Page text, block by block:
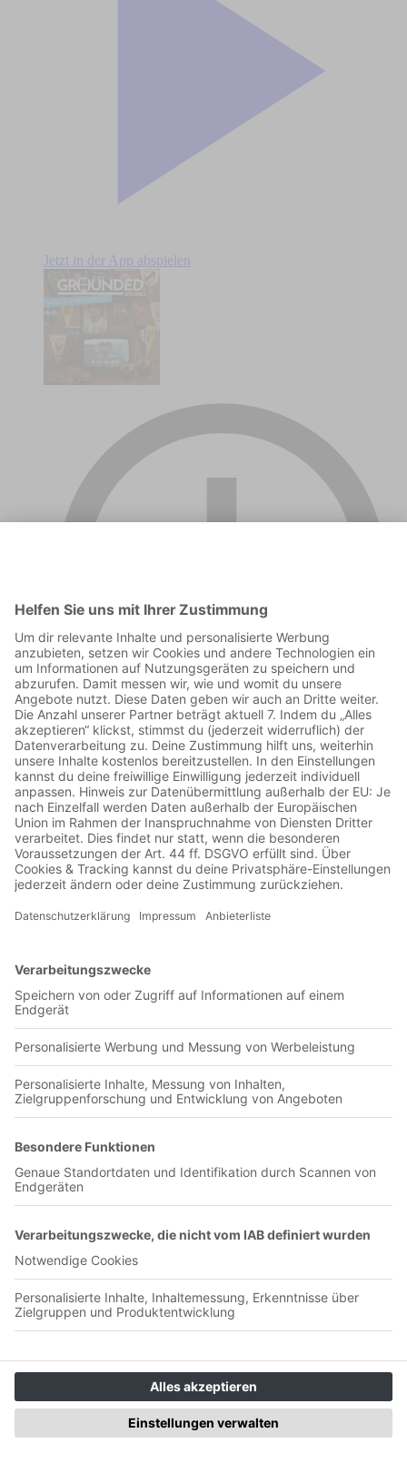
Jetzt in der App abspielen
00:20:45
Sanktionen vor den Playoffs im Argentinischen Fußball In
dieser Folge von „Grounded – Argentinien Update“ widmen
wir uns der Geschichte der Boca Juniors – von den
bescheidenen Anfängen in La Boca bis zur weltweiten Ikone
mit legendären Spielern, einem unverwechselbaren Stadion
und einer tief verankerten Fankultur. Außerdem blicken wir
ohne Fahnen, River bangt um die Copa Libertadores, San
und was die Fans im Land aktuell bewegt. Eine Folge voller
Emotionen, Geschichte und Gegenwart – aus dem Herzen des
Fußballs.
Superclásico, Strafen, Irrtümer und
River Plate